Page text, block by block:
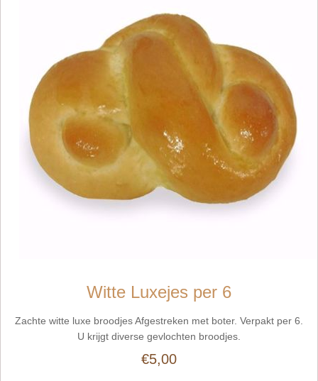
Witte Luxejes per 6
Zachte witte luxe broodjes Afgestreken met boter. Verpakt per 6.
U krijgt diverse gevlochten broodjes.
€5,00